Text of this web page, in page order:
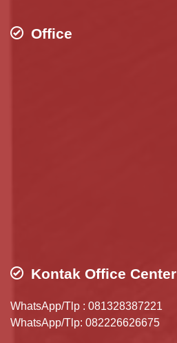
Office
Kontak Office Center
WhatsApp/Tlp : 081328387221
WhatsApp/Tlp: 082226626675